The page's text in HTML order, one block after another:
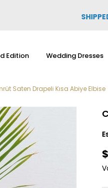
Edition Wedding Dresses
Saten Drapeli Kısa Abiye Elbise